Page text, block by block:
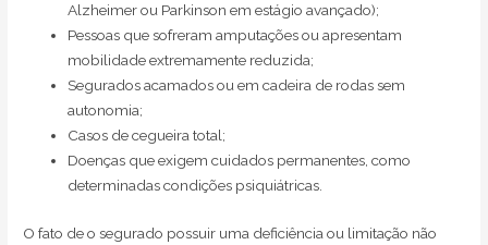
Alzheimer ou Parkinson em estágio avançado);
Pessoas que sofreram amputações ou apresentam
mobilidade extremamente reduzida;
Segurados acamados ou em cadeira de rodas sem
autonomia;
Casos de cegueira total;
Doenças que exigem cuidados permanentes, como
determinadas condições psiquiátricas.
O fato de o segurado possuir uma deficiência ou limitação não